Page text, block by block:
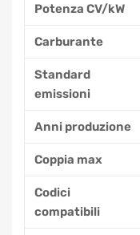
Potenza CV/kW
Carburante
Standard
emissioni
Anni produzione
Coppia max
Codici
compatibili